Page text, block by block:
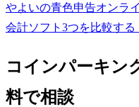
やよいの青色申告オンラ
会計ソフト3つを比較する
コインパーキン
料で相談